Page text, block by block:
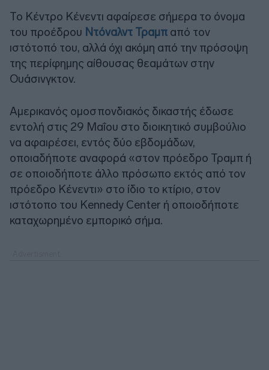
Το Κέντρο Κένεντι αφαίρεσε σήμερα το όνομα
του προέδρου Ντόναλντ Τραμπ από τον
ιστότοπό του, αλλά όχι ακόμη από την πρόσοψη
της περίφημης αίθουσας θεαμάτων στην
Ουάσινγκτον.
Αμερικανός ομοσπονδιακός δικαστής έδωσε
εντολή στις 29 Μαΐου στο διοικητικό συμβούλιο
να αφαιρέσει, εντός δύο εβδομάδων,
οποιαδήποτε αναφορά «στον πρόεδρο Τραμπ ή
σε οποιοδήποτε άλλο πρόσωπο εκτός από τον
πρόεδρο Κένεντι» στο ίδιο το κτίριο, στον
ιστότοπο του Kennedy Center ή οποιοδήποτε
καταχωρημένο εμπορικό σήμα.